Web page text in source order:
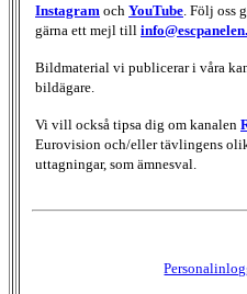
Instagram och YouTube . Följ oss
gärna ett mejl till
Bildmaterial vi publicerar i våra
bildägare.
Vi vill också tipsa dig om kanalen
Eurovision och/eller tävlingens
uttagningar, som ämnesval.